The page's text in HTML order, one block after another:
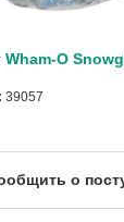
O
39057
о